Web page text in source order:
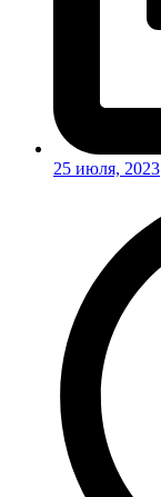
25 июля, 2023